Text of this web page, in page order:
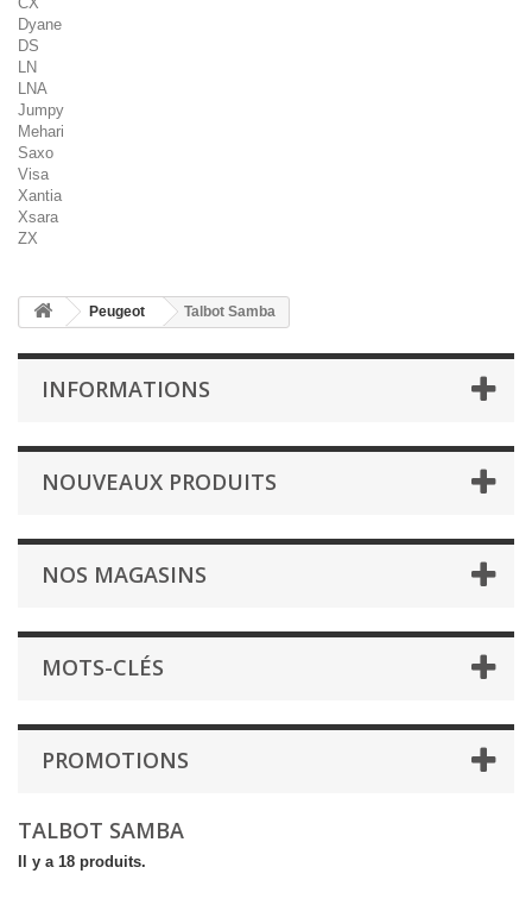
Dyane
DS
LN
LNA
Jumpy
Mehari
Saxo
Visa
Xantia
Xsara
ZX
Peugeot Talbot Samba
INFORMATIONS
NOUVEAUX PRODUITS
NOS MAGASINS
MOTS-CLÉS
PROMOTIONS
TALBOT SAMBA
Il y a 18 produits.